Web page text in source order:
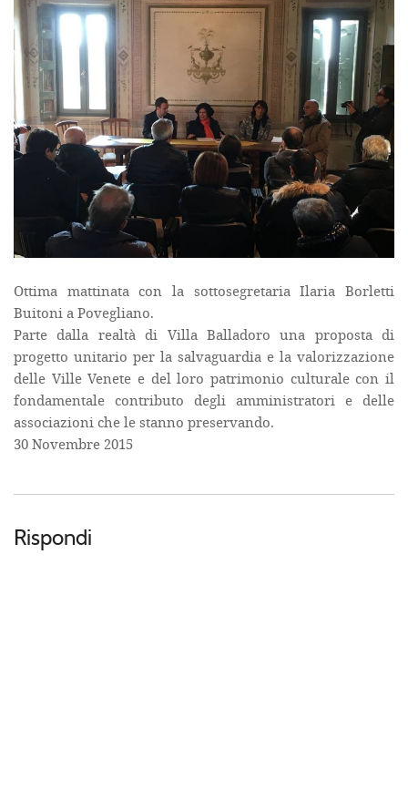
Ottima mattinata con la sottosegretaria Ilaria Borletti
Buitoni a Povegliano.
Parte dalla realtà di Villa Balladoro una proposta di
progetto unitario per la salvaguardia e la valorizzazione
delle Ville Venete e del loro patrimonio culturale con il
fondamentale contributo degli amministratori e delle
associazioni che le stanno preservando.
30 Novembre 2015
Rispondi